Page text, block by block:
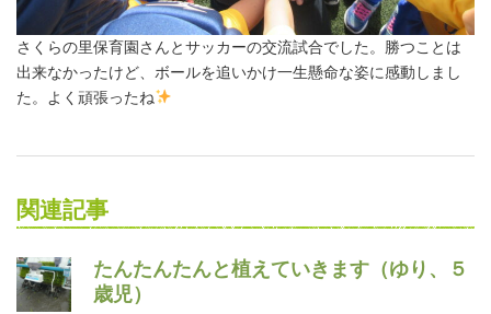
さくらの里保育園さんとサッカーの交流試合でした。勝つことは
出来なかったけど、ボールを追いかけ一生懸命な姿に感動しまし
た。よく頑張ったね
関連記事
たんたんたんと植えていきます（ゆり、５
歳児）